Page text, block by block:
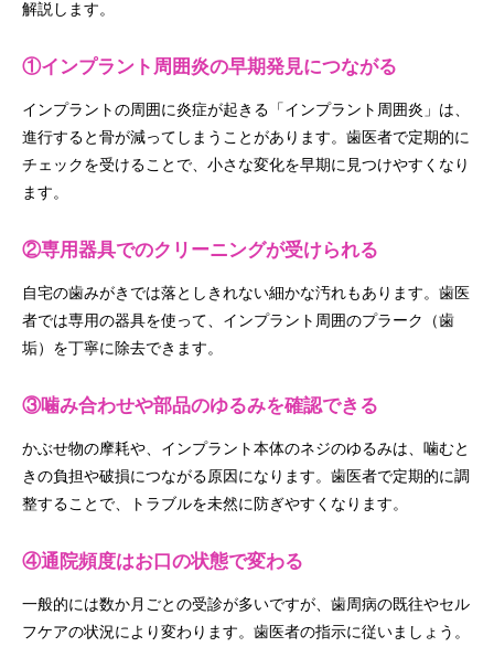
解説します。
①インプラント周囲炎の早期発見につながる
インプラントの周囲に炎症が起きる「インプラント周囲炎」は、
進行すると骨が減ってしまうことがあります。歯医者で定期的に
チェックを受けることで、小さな変化を早期に見つけやすくなり
ます。
②専用器具でのクリーニングが受けられる
自宅の歯みがきでは落としきれない細かな汚れもあります。歯医
者では専用の器具を使って、インプラント周囲のプラーク（歯
垢）を丁寧に除去できます。
③噛み合わせや部品のゆるみを確認できる
かぶせ物の摩耗や、インプラント本体のネジのゆるみは、噛むと
きの負担や破損につながる原因になります。歯医者で定期的に調
整することで、トラブルを未然に防ぎやすくなります。
④通院頻度はお口の状態で変わる
一般的には数か月ごとの受診が多いですが、歯周病の既往やセル
フケアの状況により変わります。歯医者の指示に従いましょう。